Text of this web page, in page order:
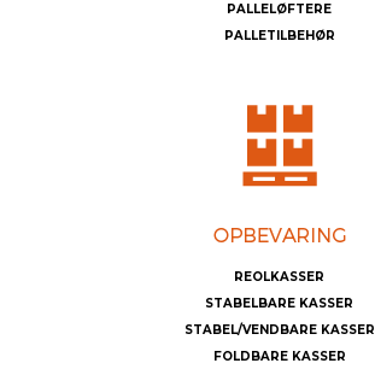
PALLELØFTERE
PALLETILBEHØR
REOLKASSER
STABELBARE KASSER
STABEL/VENDBARE KASSER
FOLDBARE KASSER